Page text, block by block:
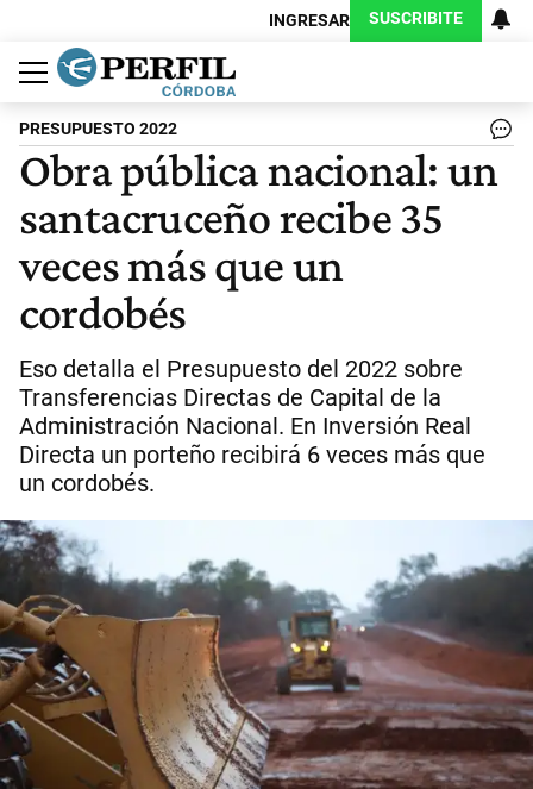
INGRESAR SUSCRIBITE
Política
Economía
Judiciales
Sociedad
Cultura
Espectáculos
Deportes
Protagonistas
PRESUPUESTO 2022
Obra pública nacional: un
santacruceño recibe 35
veces más que un
cordobés
Eso detalla el Presupuesto del 2022 sobre
Transferencias Directas de Capital de la
Administración Nacional. En Inversión Real
Directa un porteño recibirá 6 veces más que
un cordobés.